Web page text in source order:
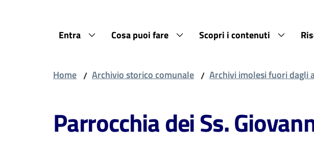
Entra Cosa puoi fare Scopri i contenuti
Home / Archivio storico comunale / Archivi imolesi fuori dagli
Parrocchia dei Ss.